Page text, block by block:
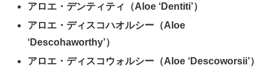
アロエ・デンティティ（Aloe ‘Dentiti’）
アロエ・ディスコハオルシー（Aloe
‘Descohaworthy’）
アロエ・ディスコウォルシー（Aloe ‘Descoworsii’）